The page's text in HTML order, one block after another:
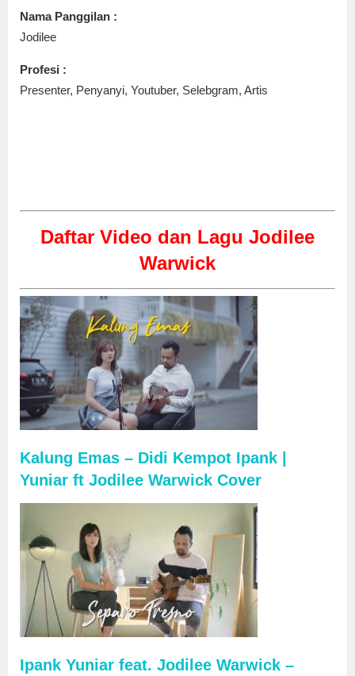
Nama Panggilan :
Jodilee
Profesi :
Presenter, Penyanyi, Youtuber, Selebgram, Artis
Daftar Video dan Lagu Jodilee
Warwick
Kalung Emas – Didi Kempot Ipank |
Yuniar ft Jodilee Warwick Cover
Ipank Yuniar feat. Jodilee Warwick –